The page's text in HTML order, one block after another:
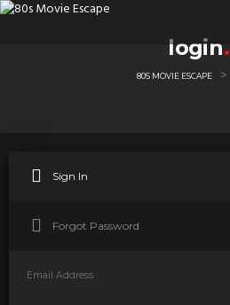
login
80S MOVIE ESCAPE >
Sign In
Forgot Password
Email Address